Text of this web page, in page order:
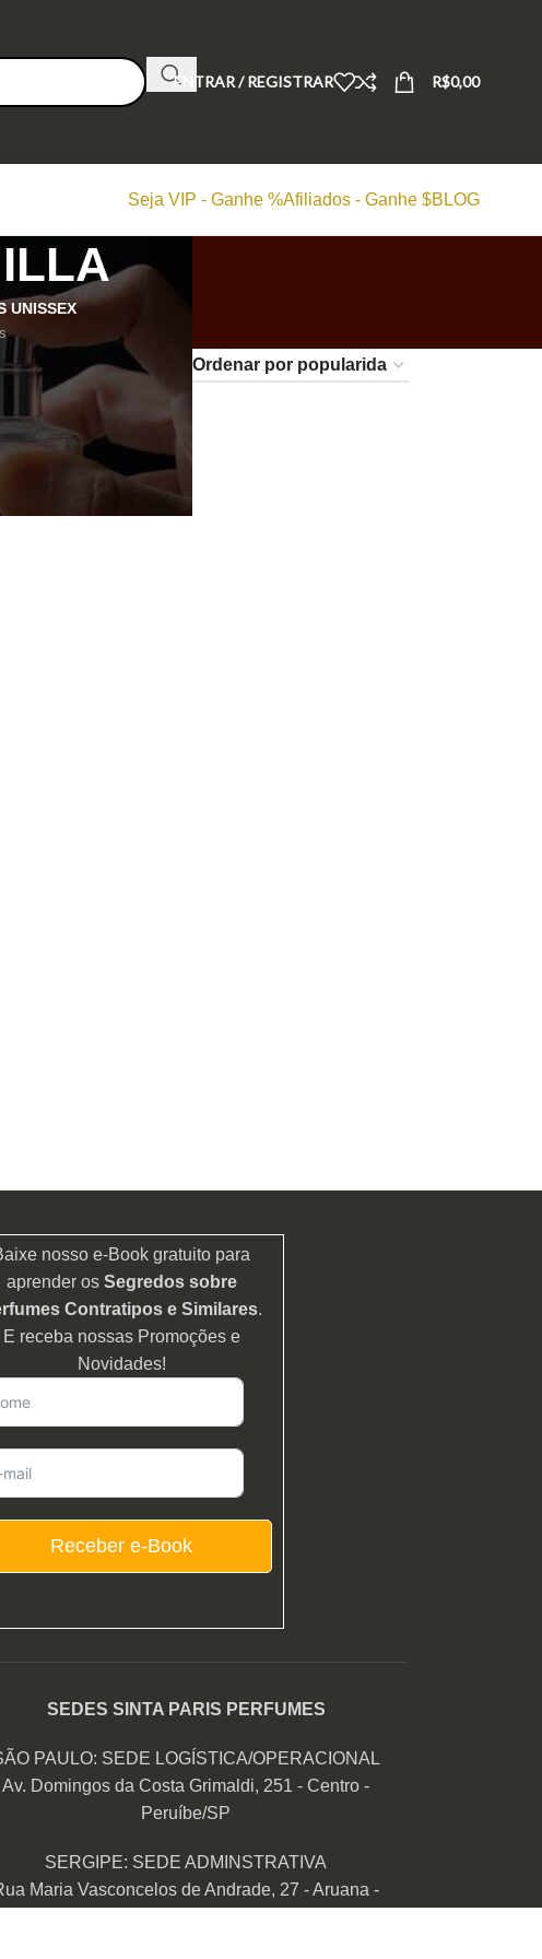
ENTRAR / REGISTRAR R$0,00
Seja VIP - Ganhe %Afiliados - Ganhe $BLOG
UNISSEX
18 24
nosso e-Book gratuito para
aprender os Segredos sobre
Contratipos e Similares.
E receba nossas Promoções e
Novidades!
Receber e-Book
SEDES SINTA PARIS PERFUMES
PAULO: SEDE LOGÍSTICA/OPERACIONAL
Av. Domingos da Costa Grimaldi, 251 - Centro -
Peruíbe/SP
SERGIPE: SEDE ADMINSTRATIVA
Maria Vasconcelos de Andrade, 27 - Aruana -